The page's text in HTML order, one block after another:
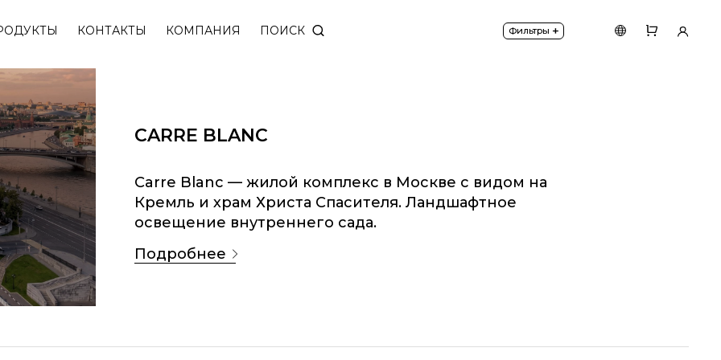
КОНТАКТЫ КОМПАНИЯ ПОИСК Фильтры +
CARRE BLANC
Carre Blanc — жилой комплекс в Москве с видом на
Кремль и храм Христа Спасителя. Ландшафтное
освещение внутреннего сада.
подробнее